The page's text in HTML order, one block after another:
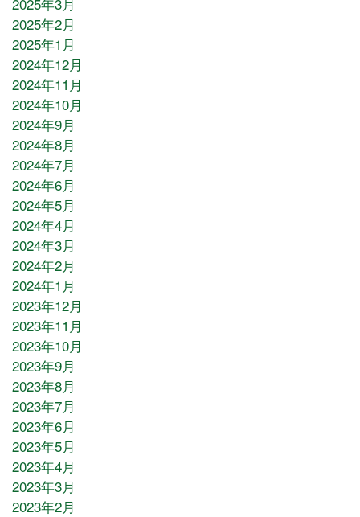
2025年2月
2025年1月
2024年12月
2024年11月
2024年10月
2024年9月
2024年8月
2024年7月
2024年6月
2024年5月
2024年4月
2024年3月
2024年2月
2024年1月
2023年12月
2023年11月
2023年10月
2023年9月
2023年8月
2023年7月
2023年6月
2023年5月
2023年4月
2023年3月
2023年2月